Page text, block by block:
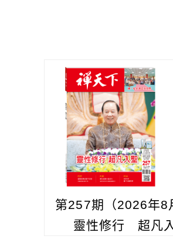
第257期（2026年8
靈性修行 超凡